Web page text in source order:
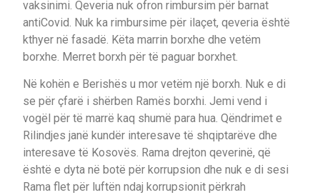
vaksinimi. Qeveria nuk ofron rimbursim për barnat
antiCovid. Nuk ka rimbursime për ilaçet, qeveria është
kthyer në fasadë. Këta marrin borxhe dhe vetëm
borxhe. Merret borxh për të paguar borxhet.
Në kohën e Berishës u mor vetëm një borxh. Nuk e di
se për çfarë i shërben Ramës borxhi. Jemi vend i
vogël për të marrë kaq shumë para hua. Qëndrimet e
Rilindjes janë kundër interesave të shqiptarëve dhe
interesave të Kosovës. Rama drejton qeverinë, që
është e dyta në botë për korrupsion dhe nuk e di sesi
Rama flet për luftën ndaj korrupsionit përkrah